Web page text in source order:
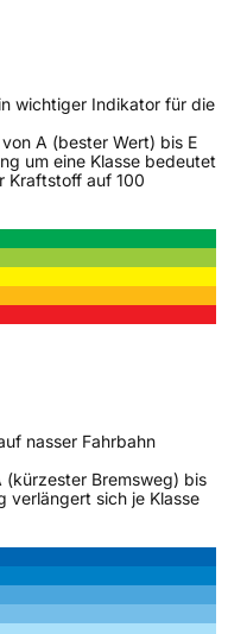
wichtiger Indikator für die
A (bester Wert) bis E
um eine Klasse bedeutet
Kraftstoff auf 100
nasser Fahrbahn
(kürzester Bremsweg) bis
verlängert sich je Klasse